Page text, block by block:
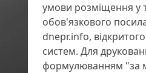
умови розміщення у
обов'язкового
dnepr.info,
систем. Для
формулюванням "за